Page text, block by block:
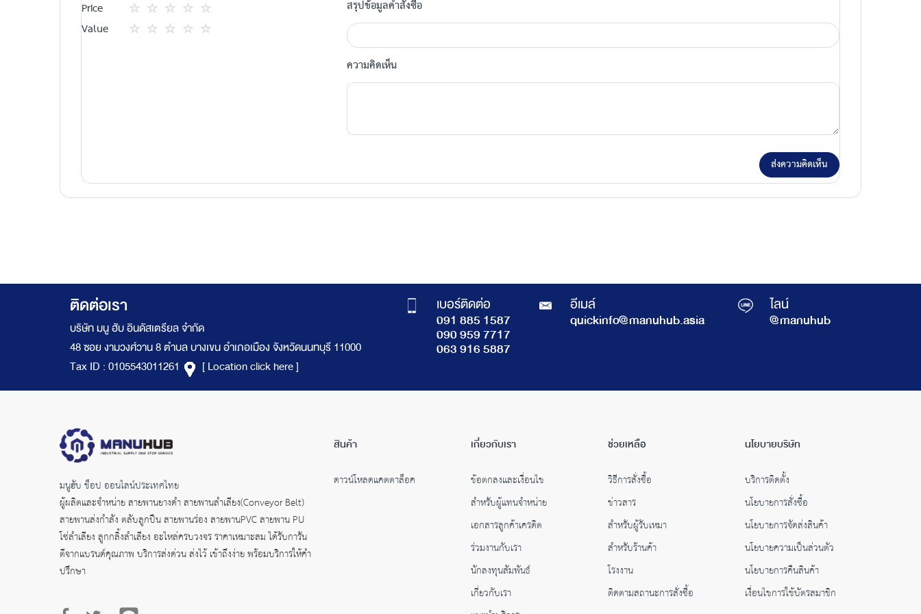
1
star
2
ดาว
3
ดาว
4
ดาว
5
ดาว
Price
1
2
3
4
5
Value
สรุปข้อมูลคำสั่งซื้อ
ความคิดเห็น
ส่งความคิดเห็น
ติดต่อเรา
บริษัท มนู ฮับ อินดัสเตรียล จำกัด
48 ซอย งามวงศ์วาน 8 ตำบล บางเขน อำเภอเมือง จังหวัดนนทบุรี 11000
Tax ID : 0105543011261
[ Location click here ]
เบอร์ติดต่อ
091 885 1587
090 959 7717
063 916 5887
อีเมล์
quickinfo@manuhub.asia
ไลน์
@manuhub
มนูฮับ ช็อป ออนไลน์ประเทศไทย
ผู้ผลิตและจำหน่ายสายพานยางดำสายพานลำเลียง(Conveyor Belt)
สายพานส่งกำลังตลับลูกปืน สายพานร่อง สายพานPVC สายพาน PU
โซ่ลำเลียง ลูกกลิ้งลำเลียง อะไหล่ครบวงจร ราคาเหมาะสม ได้รับการัน
ตีจากแบรนด์คุณภาพ บริการส่งด่วน ส่งไว้ เข้าถึงง่าย พร้อมบริการให้คำ
ปรึกษา
สินค้า
ดาวน์โหลดแคตตาล็อค
เกี่ยวกับเรา
ข้อตกลงและเงื่อนไข
สำหรับผู้แทนจำหน่าย
เอกสารลูกค้าเครดิต
ร่วมงานกับเรา
นักลงทุนสัมพันธ์
เกี่ยวกับเรา
ช่วยเหลือ
วิธีการสั่งซื้อ
ข่าวสาร
สำหรับผู้รับเหมา
สำหรับร้านค้า
โรงงาน
ติดตามสถานะการสั่งซื้อ
นโยบายบริษัท
บริการติดตั้ง
นโยบายการสั่งซื้อ
นโยบายการจัดส่งสินค้า
นโยบายความเป็นส่วนตัว
นโยบายการคืนสินค้า
เงื่อนไขการใช้บัตรสมาชิก